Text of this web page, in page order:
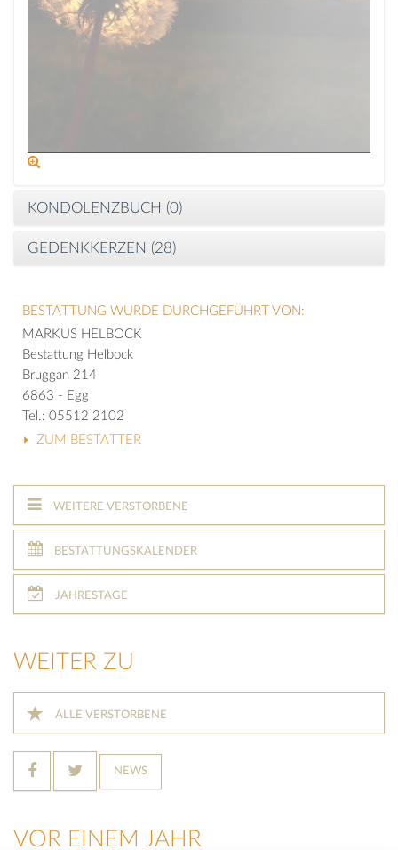
KONDOLENZBUCH (0)
GEDENKKERZEN (28)
BESTATTUNG WURDE DURCHGEFÜHRT VON:
MARKUS HELBOCK
Bestattung Helbock
Bruggan 214
6863 - Egg
Tel.: 05512 2102
ZUM BESTATTER
WEITERE VERSTORBENE
BESTATTUNGSKALENDER
JAHRESTAGE
WEITER ZU
ALLE VERSTORBENE
NEWS
VOR EINEM JAHR